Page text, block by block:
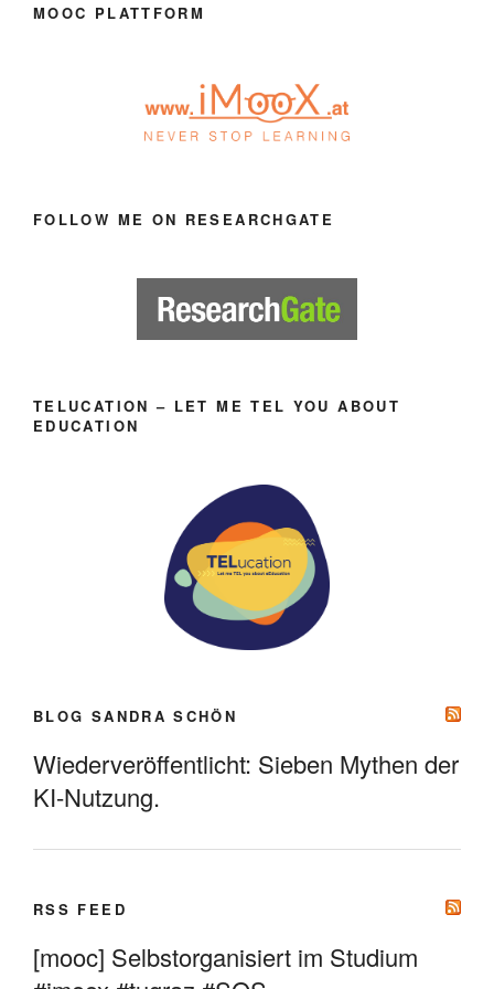
MOOC PLATTFORM
FOLLOW ME ON RESEARCHGATE
TELUCATION – LET ME TEL YOU ABOUT
EDUCATION
BLOG SANDRA SCHÖN
Wiederveröffentlicht: Sieben Mythen der
KI-Nutzung.
RSS FEED
[mooc] Selbstorganisiert im Studium